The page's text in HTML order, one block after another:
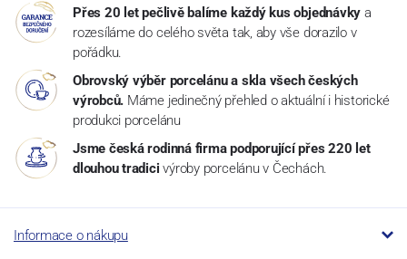
Přes 20 let pečlivě balíme každý kus objednávky a
rozesíláme do celého světa tak, aby vše dorazilo v
pořádku.
Obrovský výběr porcelánu a skla všech českých
výrobců. Máme jedinečný přehled o aktuální i historické
produkci porcelánu
Jsme česká rodinná firma podporující přes 220 let
dlouhou tradici výroby porcelánu v Čechách.
Informace o nákupu